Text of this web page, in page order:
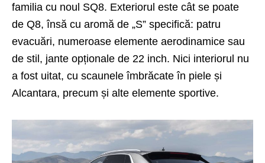
familia cu noul SQ8. Exteriorul este cât se poate
de Q8, însă cu aromă de „S” specifică: patru
evacuări, numeroase elemente aerodinamice sau
de stil, jante opționale de 22 inch. Nici interiorul nu
a fost uitat, cu scaunele îmbrăcate în piele și
Alcantara, precum și alte elemente sportive.